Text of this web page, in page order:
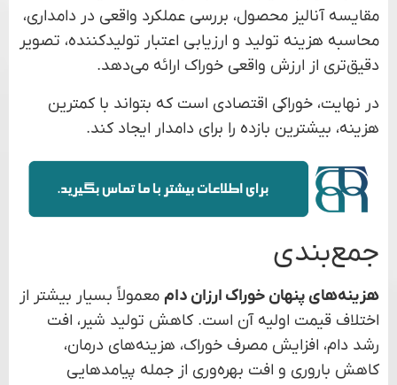
مقایسه آنالیز محصول، بررسی عملکرد واقعی در دامداری،
محاسبه هزینه تولید و ارزیابی اعتبار تولیدکننده، تصویر
دقیق‌تری از ارزش واقعی خوراک ارائه می‌دهد.
در نهایت، خوراکی اقتصادی است که بتواند با کمترین
هزینه، بیشترین بازده را برای دامدار ایجاد کند.
جمع‌بندی
هزینه‌های پنهان خوراک ارزان دام معمولاً بسیار بیشتر از
اختلاف قیمت اولیه آن است. کاهش تولید شیر، افت
رشد دام، افزایش مصرف خوراک، هزینه‌های درمان،
کاهش باروری و افت بهره‌وری از جمله پیامدهایی